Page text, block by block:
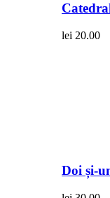
lei 20.00
Doi și-